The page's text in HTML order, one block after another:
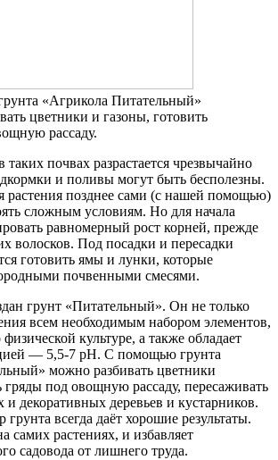
«Агрикола Питательный»
цветники и газоны, готовить
рассаду.
таких почвах разрастается чрезвычайно
и поливы могут быть бесполезны.
растения позднее сами (с нашей помощью)
сложным условиям. Но для начала
равномерный рост корней, прежде
волосков. Под посадки и пересадки
готовить ямы и лунки, которые
почвенными смесями.
грунт «Питательный». Он не только
всем необходимым набором элементов,
культуре, а также обладает
— 5,5-7 pH. С помощью грунта
можно разбивать цветники
гряды под овощную рассаду, пересаживать
декоративных деревьев и кустарников.
всегда даёт хорошие результаты.
самих растениях, и избавляет
садовода от лишнего труда.